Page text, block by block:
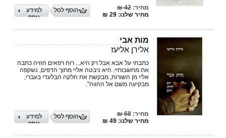
מחיר:42 ₪
מחיר שלנו: 29 ₪
למידע
נוסף
הוסף לסל
מות אבי
אלירן אליעז
כתבתי על אבא אבל רק היא... רוח רפאים הזויה כתבה
את מחשבותיי. היא ניבטה אליי מתוך הדפים, נשקפה
אליי מן השורות, מבקשת את חלקה הבלעדי בעברי,
מבקיעה משם אל ההווה".
מחיר:68 ₪
מחיר שלנו: 49 ₪
למידע
נוסף
הוסף לסל